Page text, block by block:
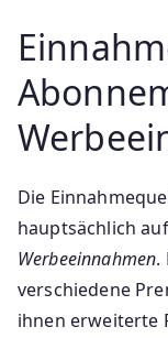
Die
hauptsächlich auf
Werbeeinnahmen.
verschiedene
ihnen erweiterte